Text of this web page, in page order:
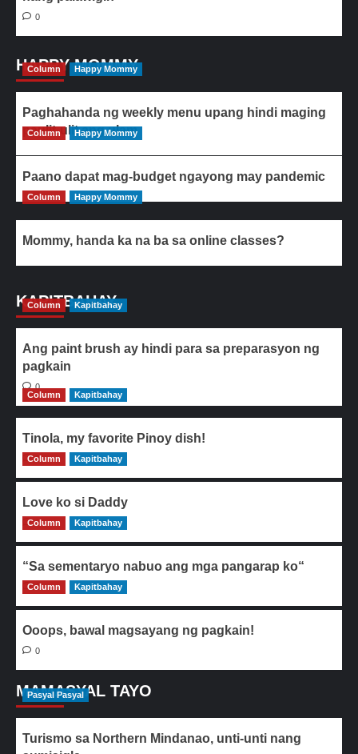
0
HAPPY MOMMY
Column Happy Mommy
Paghahanda ng weekly menu upang hindi maging
paulit-ulit ang ulam
Column Happy Mommy
Paano dapat mag-budget ngayong may pandemic
Column Happy Mommy
Mommy, handa ka na ba sa online classes?
KAPITBAHAY
Column Kapitbahay
Ang paint brush ay hindi para sa preparasyon ng
pagkain
0
Column
Kapitbahay
Tinola, my favorite Pinoy dish!
0
Column Kapitbahay
Love ko si Daddy
0
Column Kapitbahay
“Sa sementaryo nabuo ang mga pangarap ko“
0
Column Kapitbahay
Ooops, bawal magsayang ng pagkain!
0
MAMASYAL TAYO
Pasyal Pasyal
Turismo sa Northern Mindanao, unti-unti nang